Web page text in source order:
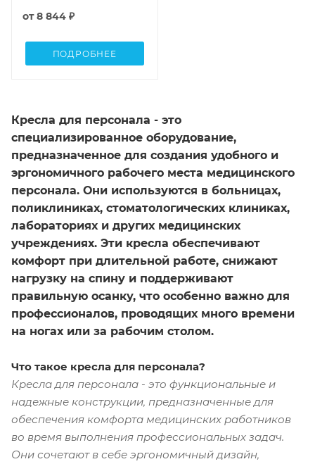
от8 844 ₽
ПОДРОБНЕЕ
Кресла для персонала - это
специализированное оборудование,
предназначенное для создания удобного и
эргономичного рабочего места медицинского
персонала. Они используются в больницах,
поликлиниках, стоматологических клиниках,
лабораториях и других медицинских
учреждениях. Эти кресла обеспечивают
комфорт при длительной работе, снижают
нагрузку на спину и поддерживают
правильную осанку, что особенно важно для
профессионалов, проводящих много времени
на ногах или за рабочим столом.
Что такое кресла для персонала?
Кресла для персонала - это функциональные и
надежные конструкции, предназначенные для
обеспечения комфорта медицинских работников
во время выполнения профессиональных задач.
Они сочетают в себе эргономичный дизайн,